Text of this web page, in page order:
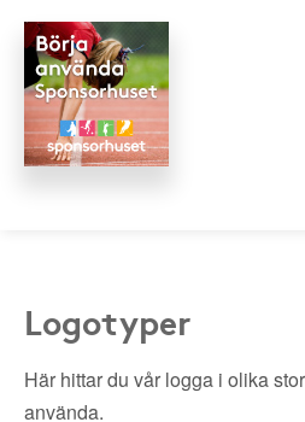
Logotyper
Här hittar du vår logga i olika
använda.